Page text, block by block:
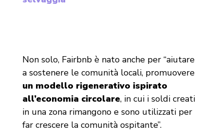
Non solo, Fairbnb è nato anche per “aiutare
a sostenere le comunità locali, promuovere
un modello rigenerativo ispirato
all’economia circolare, in cui i soldi creati
in una zona rimangono e sono utilizzati per
far crescere la comunità ospitante”.